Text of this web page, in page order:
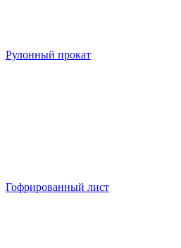
Рулонный прокат
Гофрированный лист